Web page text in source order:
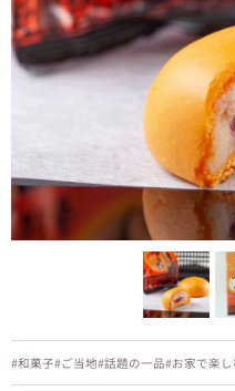
#和菓子#ご当地#話題の一品#お家で楽し